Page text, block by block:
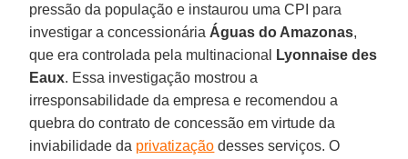
pressão da população e instaurou uma CPI para
investigar a concessionária Águas do Amazonas,
que era controlada pela multinacional
Lyonnaise des
Eaux. Essa investigação mostrou a
irresponsabilidade da empresa e recomendou a
quebra do contrato de concessão em virtude da
inviabilidade da privatização desses serviços. O